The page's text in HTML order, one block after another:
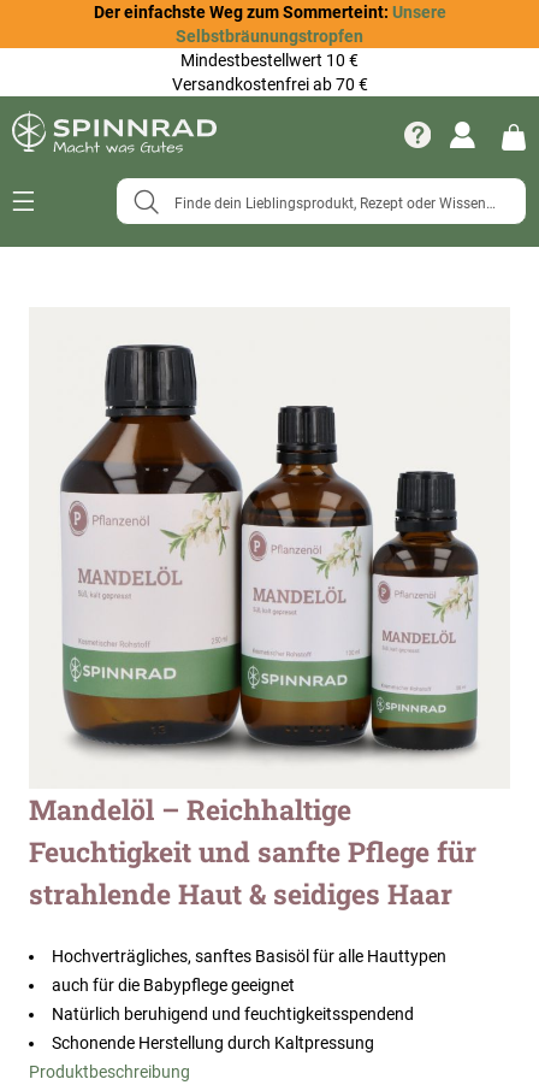
Der einfachste Weg zum Sommerteint: Unsere
Selbstbräunungstropfen
Mindestbestellwert 10 €
Versandkostenfrei ab 70 €
Navigation
Bildergalerie
Zum
Anfang
der
springen
Mandelöl – Reichhaltige
Feuchtigkeit und sanfte Pflege für
strahlende Haut & seidiges Haar
Hochverträgliches, sanftes Basisöl für alle Hauttypen
auch für die Babypflege geeignet
Natürlich beruhigend und feuchtigkeitsspendend
Schonende Herstellung durch Kaltpressung
Produktbeschreibung